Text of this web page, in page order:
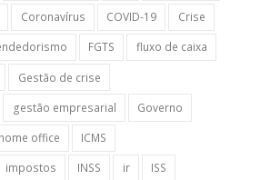
Coronavírus COVID-19
Crise
FGTS
fluxo de caixa
Gestão de crise
gestão empresarial
Governo
home office
ICMS
impostos INSS ir
ISS